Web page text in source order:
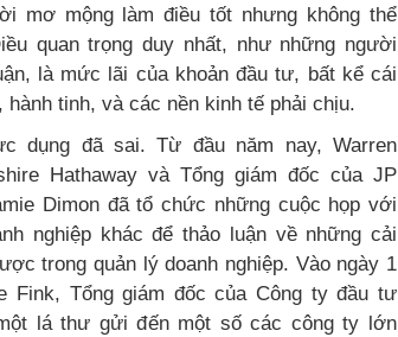
mơ mộng làm điều tốt nhưng không thể
quan trọng duy nhất, như những người
là mức lãi của khoản đầu tư, bất kể cái
tinh, và các nền kinh tế phải chịu.
dụng đã sai. Từ đầu năm nay, Warren
Hathaway và Tổng giám đốc của JP
Dimon đã tổ chức những cuộc họp với
nghiệp khác để thảo luận về những cải
trong quản lý doanh nghiệp. Vào ngày 1
Fink, Tổng giám đốc của Công ty đầu tư
lá thư gửi đến một số các công ty lớn